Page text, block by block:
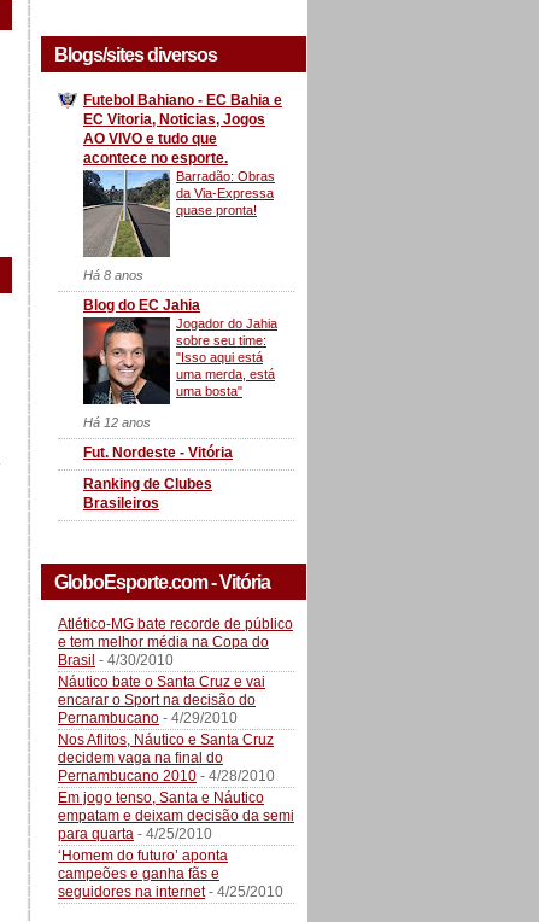
Blogs/sites diversos
Futebol Bahiano - EC Bahia e
EC Vitoria, Noticias, Jogos
AO VIVO e tudo que
acontece no esporte.
Barradão: Obras
da Via-Expressa
quase pronta!
Há 8 anos
Blog do EC Jahia
Jogador do Jahia
sobre seu time:
"Isso aqui está
uma merda, está
uma bosta"
Há 12 anos
Fut. Nordeste - Vitória
Ranking de Clubes
Brasileiros
GloboEsporte.com - Vitória
Atlético-MG bate recorde de público
e tem melhor média na Copa do
Brasil - 4/30/2010
Náutico bate o Santa Cruz e vai
encarar o Sport na decisão do
Pernambucano - 4/29/2010
Nos Aflitos, Náutico e Santa Cruz
decidem vaga na final do
Pernambucano 2010 - 4/28/2010
Em jogo tenso, Santa e Náutico
empatam e deixam decisão da semi
para quarta - 4/25/2010
‘Homem do futuro’ aponta
campeões e ganha fãs e
seguidores na internet- 4/25/2010